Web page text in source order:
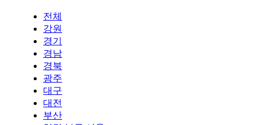
전체
강원
경기
경남
경북
광주
대구
대전
부산